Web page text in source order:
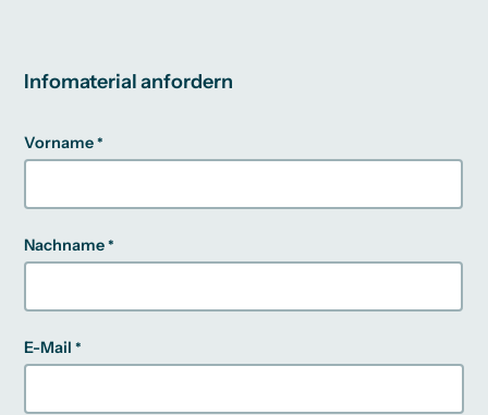
Infomaterial anfordern
Vorname
Nachname
E-Mail